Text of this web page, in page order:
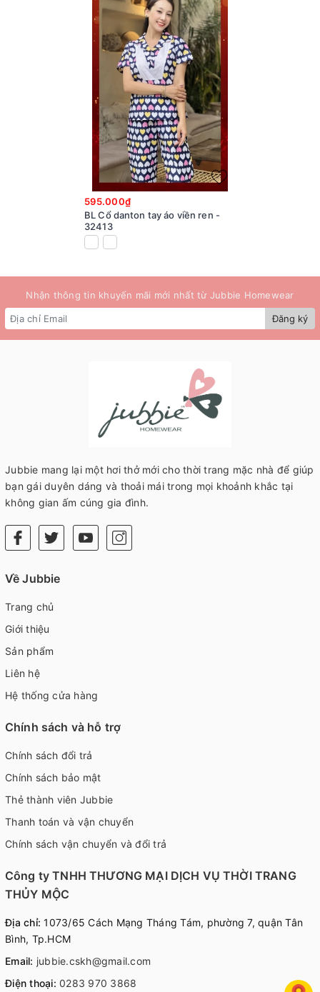
595.000₫
BL Cổ danton tay áo viền ren -
32413
Nhận thông tin khuyến mãi mới nhất từ Jubbie Homewear
Đăng ký
Jubbie mang lại một hơi thở mới cho thời trang mặc nhà để giúp
bạn gái duyên dáng và thoải mái trong mọi khoảnh khắc tại
không gian ấm cúng gia đình.
Về Jubbie
Trang chủ
Giới thiệu
Sản phẩm
Liên hệ
Hệ thống cửa hàng
Chính sách và hỗ trợ
Chính sách đổi trả
Chính sách bảo mật
Thẻ thành viên Jubbie
Thanh toán và vận chuyển
Chính sách vận chuyển và đổi trả
Công ty TNHH THƯƠNG MẠI DỊCH VỤ THỜI TRANG
THỦY MỘC
Địa chỉ: 1073/65 Cách Mạng Tháng Tám, phường 7, quận Tân
Bình, Tp.HCM
Email: jubbie.cskh@gmail.com
Điện thoại: 0283 970 3868